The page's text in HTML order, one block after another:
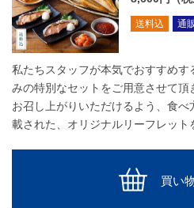
送料込 通
私たちスタッフが本気でおすすめ
みの特別なセットをご用意させて頂
お召し上がりいただけるよう、食
載された、オリジナルリーフレット
買い